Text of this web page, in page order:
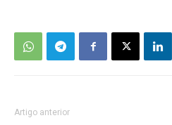
Artigo anterior